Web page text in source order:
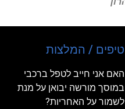
טיפים / המלצות
האם אני חייב לטפל ברכבי
במוסך מורשה יבואן על מנת
לשמור על האחריות?